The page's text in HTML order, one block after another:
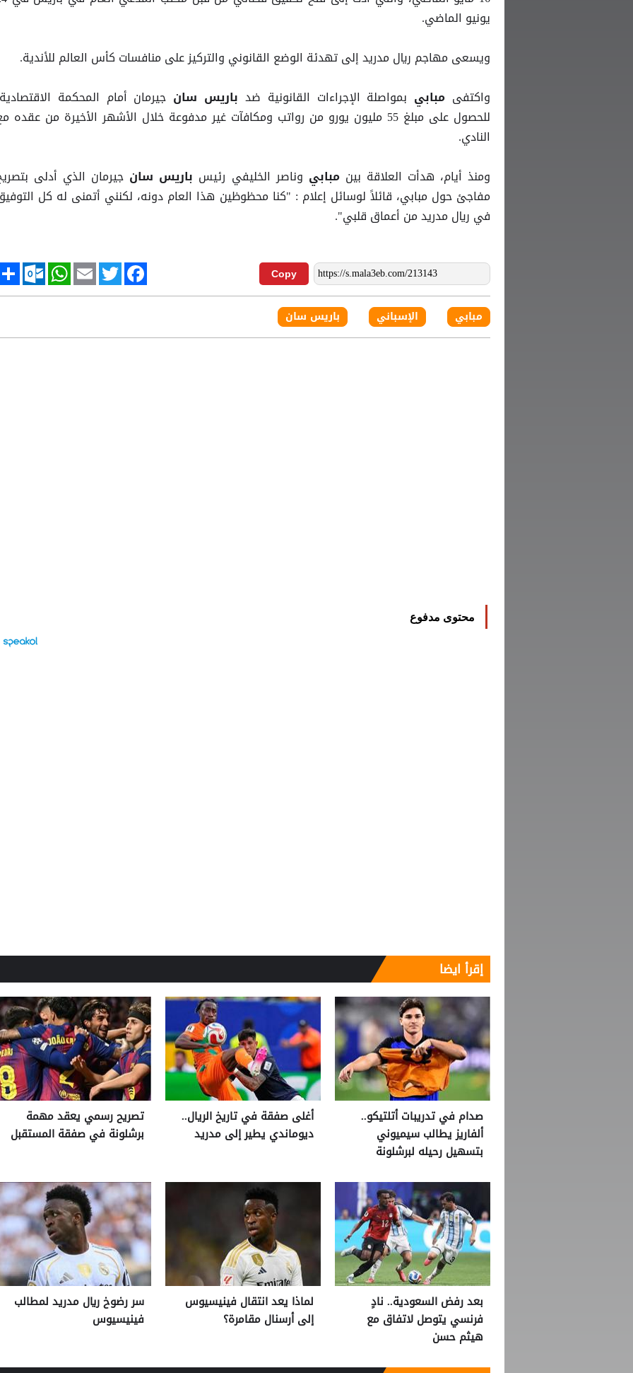
يونيو الماضي.
ويسعى مهاجم ريال مدريد إلى تهدئة الوضع القانوني والتركيز على منافسات كأس العالم للأندية.
واكتفى مبابي بمواصلة الإجراءات القانونية ضد باريس سان جيرمان أمام المحكمة
للحصول على مبلغ 55 مليون يورو من رواتب ومكافآت غير مدفوعة خلال الأشهر الأخيرة من عقده
النادي.
ومنذ أيام، هدأت العلاقة بين مبابي وناصر الخليفي رئيس باريس سان جيرمان الذي أدلى
مفاجئ حول مبابي، قائلاً لوسائل إعلام : "كنا محظوظين هذا العام دونه، لكنني أتمنى له كل
في ريال مدريد من أعماق قلبي".
Copy
Facebook
Twitter
Email
WhatsApp
مبابي الإسباني باريس سان
محتوى مدفوع
إقرأ ايضا
صدام في تدريبات أتلتيكو..
ألفاريز يطالب سيميوني
بتسهيل رحيله لبرشلونة
أغلى صفقة في تاريخ الريال..
ديوماندي يطير إلى مدريد
تصريح رسمي يعقد مهمة
برشلونة في صفقة المستقبل
بعد رفض السعودية.. نادٍ
فرنسي يتوصل لاتفاق مع
هيثم حسن
لماذا يعد انتقال فينيسيوس
إلى أرسنال مقامرة؟
سر رضوخ ريال مدريد لمطالب
فينيسيوس